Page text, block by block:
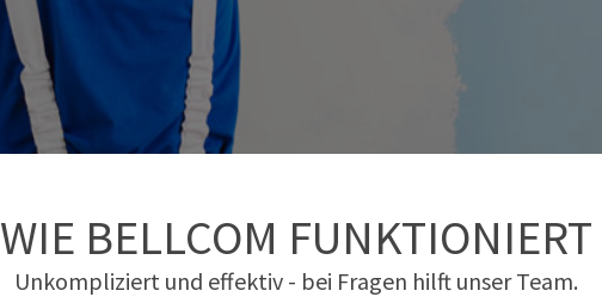
WIE BELLCOM FUNKTIONIERT
Unkompliziert und effektiv - bei Fragen hilft unser Team.